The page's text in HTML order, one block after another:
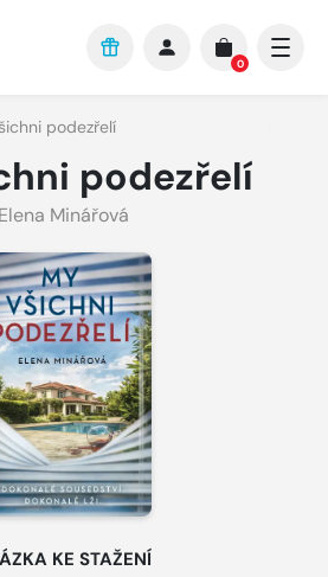
0
podezřelí
podezřelí
Elena Minářová
KE STAŽENÍ